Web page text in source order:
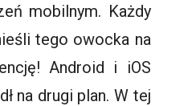
mobilnym. Każdy
tego owocka na
Android i iOS
na drugi plan. W tej